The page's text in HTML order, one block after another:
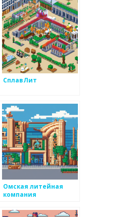
СплавЛит
Омская литейная
компания